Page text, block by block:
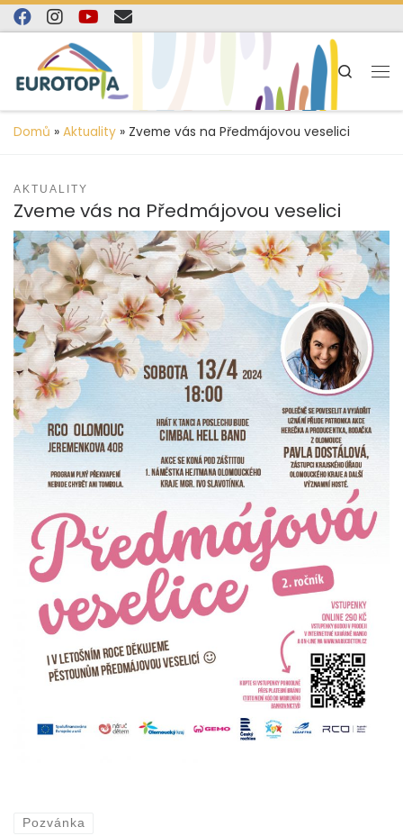
content
Skip to content
Search
Domů » Aktuality » Zveme vás na Předmájovou veselici
AKTUALITY
Zveme vás na Předmájovou veselici
Pozvánka